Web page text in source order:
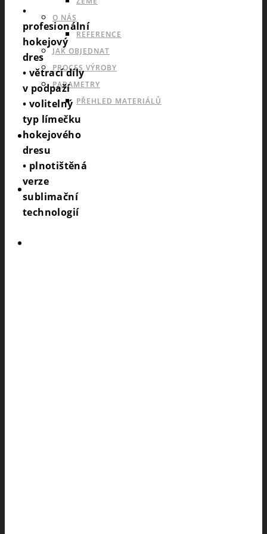
O NÁS
REFERENCE
JAK OBJEDNAT
PROCES VÝROBY
PARAMETRY
PŘEHLED MATERIÁLŮ
KATALOGY
•
profesionální
hokejový
dres
• větrací díly
v podpaží
• volitelný
typ límečku
hokejového
dresu
• plnotištěná
verze
sublimační
technologií